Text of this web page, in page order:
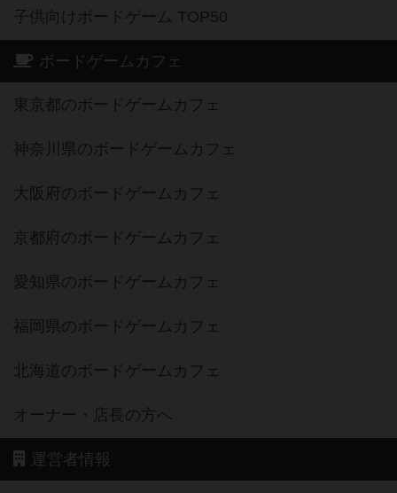
子供向けボードゲーム TOP50
ボードゲームカフェ
東京都のボードゲームカフェ
神奈川県のボードゲームカフェ
大阪府のボードゲームカフェ
京都府のボードゲームカフェ
愛知県のボードゲームカフェ
福岡県のボードゲームカフェ
北海道のボードゲームカフェ
オーナー・店長の方へ
運営者情報